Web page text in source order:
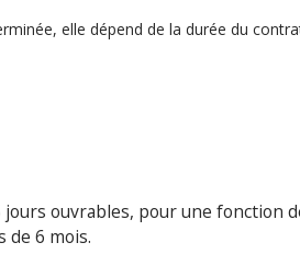
elle dépend de la durée du
ouvrables, pour une fonction
de 6 mois.